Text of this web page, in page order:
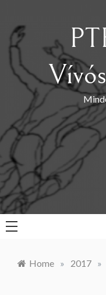
content
Home » 2017 »